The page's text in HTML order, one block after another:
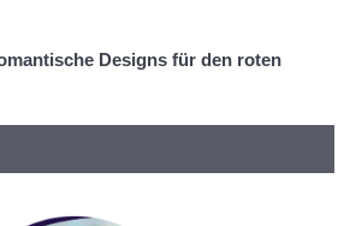
Designs für den roten